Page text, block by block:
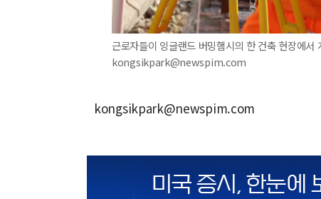
근로자들이 잉글랜드 버밍햄시의 한 건축 현장에
kongsikpark@newspim.com
kongsikpark@newspim.com